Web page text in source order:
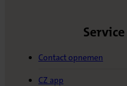
Contact opnemen
CZ app